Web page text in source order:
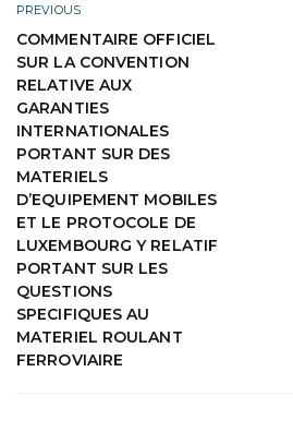
PREVIOUS
COMMENTAIRE OFFICIEL
SUR LA CONVENTION
RELATIVE AUX
GARANTIES
INTERNATIONALES
PORTANT SUR DES
MATERIELS
D’EQUIPEMENT MOBILES
ET LE PROTOCOLE DE
LUXEMBOURG Y RELATIF
PORTANT SUR LES
QUESTIONS
SPECIFIQUES AU
MATERIEL ROULANT
FERROVIAIRE